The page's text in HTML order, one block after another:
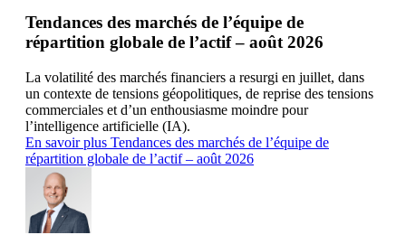
Tendances des marchés de l’équipe de
répartition globale de l’actif – août 2026
La volatilité des marchés financiers a resurgi en juillet, dans
un contexte de tensions géopolitiques, de reprise des tensions
commerciales et d’un enthousiasme moindre pour
l’intelligence artificielle (IA).
En savoir plus Tendances des marchés de l’équipe de
répartition globale de l’actif – août 2026